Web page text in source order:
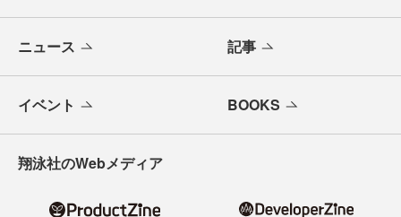
ニュース 記事
イベント BOOKS
翔泳社のWebメディア